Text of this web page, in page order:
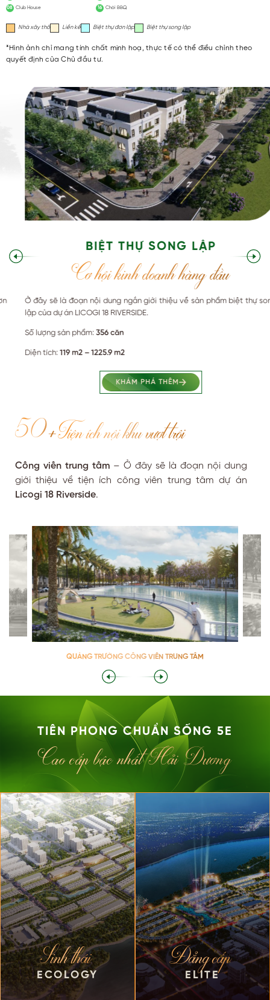
08 Club House 16 Chòi BBQ
Nhà xây thô Liền kề Biệt thự đơn lập Biệt thự song lập
*Hình ảnh chỉ mang tính chất minh hoạ, thực tế có thể điều chỉnh theo
quyết định của Chủ đầu tư.
BIỆT THỰ SONG LẬP
Cơ hội kinh doanh hàng đầu
Ở đây sẽ là đoạn nội dung ngắn giới thiệu về sản phẩm biệt thự song
lập của dự án LICOGI 18 RIVERSIDE.
Số lượng sản phẩm:356 căn
Diện tích:119 m2 – 1225.9 m2
KHÁM PHÁ THÊM
50+Tiện ích nội khu vượt trội
Công viên trung tâm – Ở đây sẽ là đoạn nội dung
giới thiệu về tiện ích công viên trung tâm dự án
Licogi 18 Riverside.
QUẢNG TRƯỜNG CÔNG VIÊN TRUNG TÂM
TIÊN PHONG CHUẨN SỐNG 5E
Cao cấp bậc nhất Hải Dương
Sinh thái
ECOLOGY
Đẳng cấp
ELITE